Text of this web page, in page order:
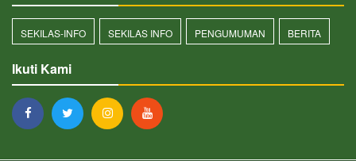
SEKILAS-INFO SEKILAS INFO PENGUMUMAN BERITA
Ikuti Kami